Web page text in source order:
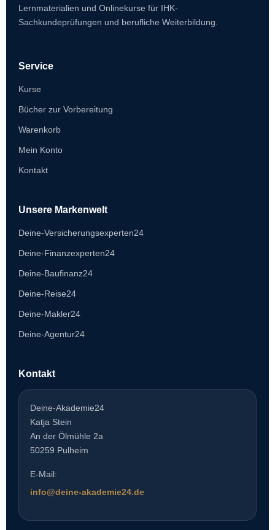
Lernmaterialien und Onlinekurse für IHK-
Sachkundeprüfungen und berufliche Weiterbildung.
Service
Kurse
Bücher zur Vorbereitung
Warenkorb
Mein Konto
Kontakt
Unsere Markenwelt
Deine-Versicherungsexperten24
Deine-Finanzexperten24
Deine-Baufinanz24
Deine-Reise24
Deine-Makler24
Deine-Agentur24
Kontakt
Deine-Akademie24
Katja Stein
An der Ölmühle 2a
50259 Pulheim
E-Mail:
info@deine-akademie24.de